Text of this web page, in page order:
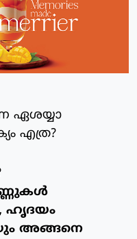
ഏശയ്യാ
എത്ര?
അങ്ങനെ